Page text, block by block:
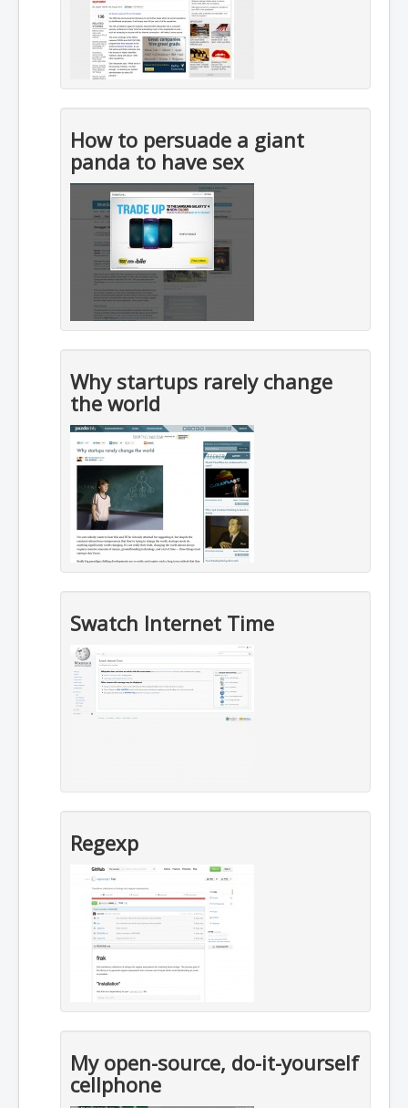
How to persuade a giant
panda to have sex
Why startups rarely change
the world
Swatch Internet Time
Regexp
My open-source, do-it-yourself
cellphone